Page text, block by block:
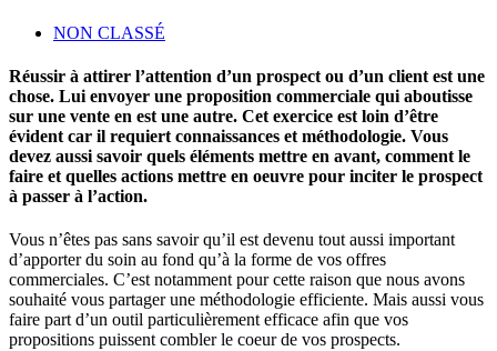
NON CLASSÉ
Réussir à attirer l’attention d’un prospect ou d’un client est une
chose. Lui envoyer une proposition commerciale qui aboutisse
sur une vente en est une autre. Cet exercice est loin d’être
évident car il requiert connaissances et méthodologie. Vous
devez aussi savoir quels éléments mettre en avant, comment le
faire et quelles actions mettre en oeuvre pour inciter le prospect
à passer à l’action.
Vous n’êtes pas sans savoir qu’il est devenu tout aussi important
d’apporter du soin au fond qu’à la forme de vos offres
commerciales. C’est notamment pour cette raison que nous avons
souhaité vous partager une méthodologie efficiente. Mais aussi vous
faire part d’un outil particulièrement efficace afin que vos
propositions puissent combler le coeur de vos prospects.